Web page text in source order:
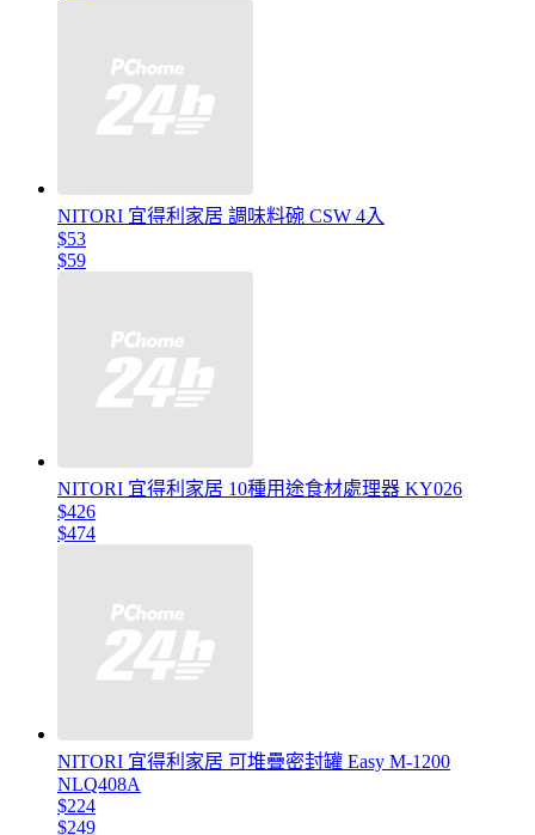
NITORI 宜得利家居 調味料碗 CSW 4入
$53
$59
NITORI 宜得利家居 10種用途食材處理器 KY026
$426
$474
NITORI 宜得利家居 可堆疊密封罐 Easy M-1200
NLQ408A
$224
$249